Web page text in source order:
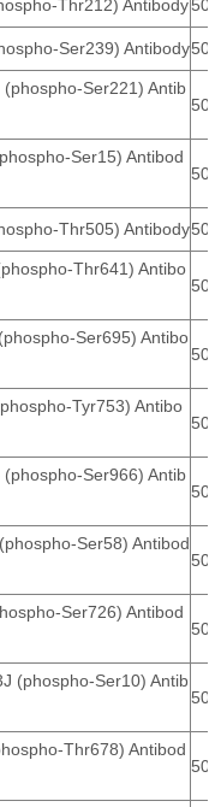
Thr212) Antibody50
Ser239) Antibody50
(phospho-Ser221) Antib
50
Ser15) Antibod
50
Thr505) Antibody50
Thr641) Antibo
50
Ser695) Antibo
50
Tyr753) Antibo
50
(phospho-Ser966) Antib
50
Ser58) Antibod
50
Ser726) Antibod
50
(phospho-Ser10) Antib
50
Thr678) Antibod
50